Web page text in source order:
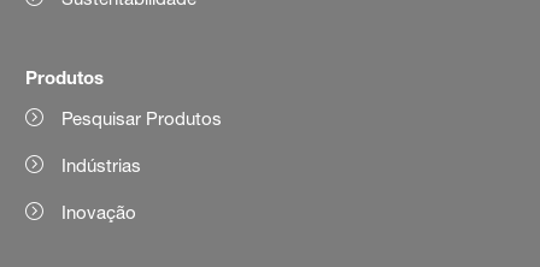
Produtos
Pesquisar Produtos
Indústrias
Inovação